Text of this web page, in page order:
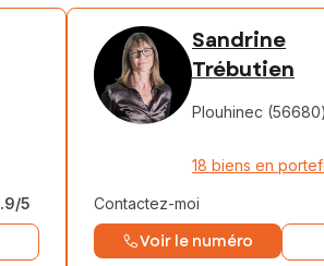
/5
Sandrine
Trébutien
Plouhinec (56680)
18 biens en
Contactez-moi
Voir le numéro